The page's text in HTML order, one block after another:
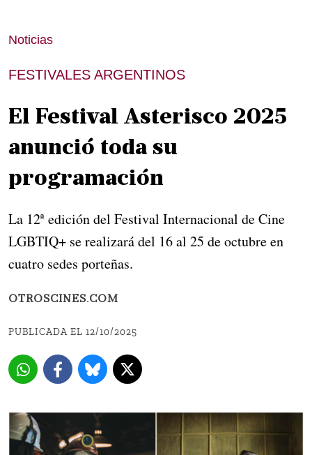
Noticias
FESTIVALES ARGENTINOS
El Festival Asterisco 2025
anunció toda su
programación
La 12ª edición del Festival Internacional de Cine
LGBTIQ+ se realizará del 16 al 25 de octubre en
cuatro sedes porteñas.
OTROSCINES.COM
PUBLICADA EL 12/10/2025